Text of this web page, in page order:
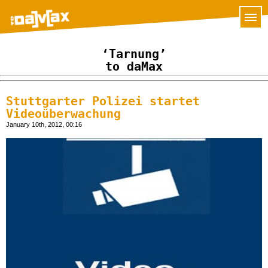
‘Tarnung’
to daMax
Stuttgarter Polizei startet
Videoüberwachung
January 10th, 2012, 00:16